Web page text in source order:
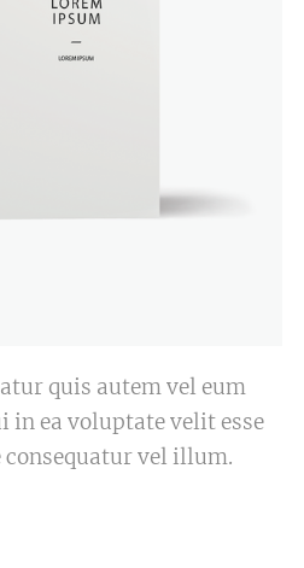
quis autem vel eum
in ea voluptate velit esse
vel illum.